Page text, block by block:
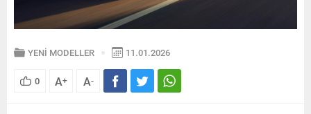
YENİ MODELLER 11.01.2026
0 A+ A-